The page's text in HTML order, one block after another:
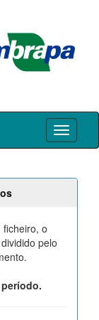
o
pelo